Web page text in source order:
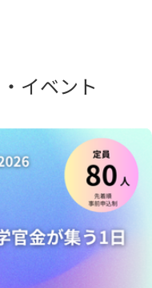
イベント